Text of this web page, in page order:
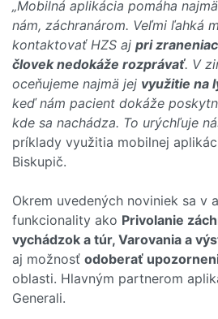
„Mobilná aplikácia pomáha
nám, záchranárom. Veľmi ľahká
kontaktovať HZS aj pri
človek nedokáže rozprávať. V
oceňujeme najmä jej využitie na
keď nám pacient dokáže
kde sa nachádza. To urýchľuje
príklady využitia mobilnej
Biskupič.
Okrem uvedených noviniek sa v
funkcionality ako Privolanie
vychádzok a túr, Varovania a
aj možnosť odoberať
oblasti. Hlavným partnerom
Generali.